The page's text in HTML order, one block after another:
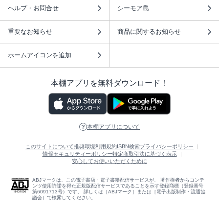
ヘルプ・お問合せ シーモア島
重要なお知らせ 商品に関するお知らせ
ホームアイコンを追加
本棚アプリを無料ダウンロード！
本棚アプリについて
このサイトについて推奨環境利用規約ISBN検索プライバシーポリシー
情報セキュリティーポリシー特定商取引法に基づく表示
安心してお使いいただくために
ABJマークは、この電子書店・電子書籍配信サービスが、 著作権者からコンテ
ンツ使用許諾を得た正規版配信サービスであることを示す登録商標（登録番号
第6091713号）です。 詳しくは［ABJマーク］または［電子出版制作・流通協
議会］で検索してください。